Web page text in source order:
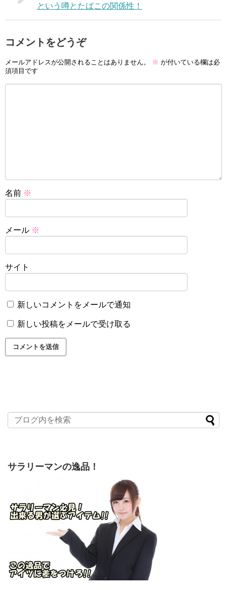
という噂とたばこの関係性！
コメントをどうぞ
メールアドレスが公開されることはありません。 ※ が付いている欄は必
須項目です
名前 ※
メール ※
サイト
新しいコメントをメールで通知
新しい投稿をメールで受け取る
サラリーマンの逸品！